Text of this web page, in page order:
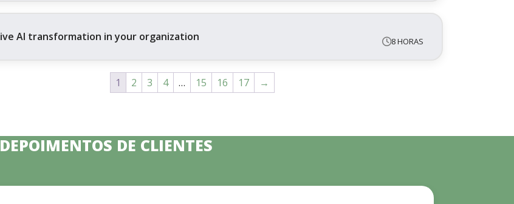
AI transformation in your organization 8 HORAS
1 2 3 4 … 15 16 17 →
DEPOIMENTOS DE CLIENTES